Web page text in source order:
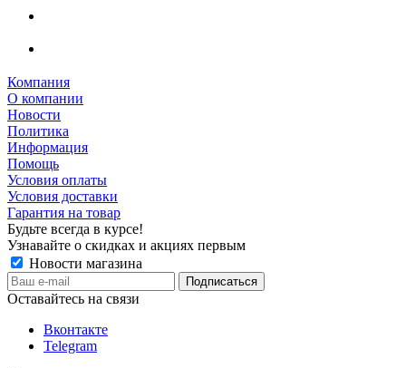
Компания
О компании
Новости
Политика
Информация
Помощь
Условия оплаты
Условия доставки
Гарантия на товар
Будьте всегда в курсе!
Узнавайте о скидках и акциях первым
Новости магазина
Оставайтесь на связи
Вконтакте
Telegram